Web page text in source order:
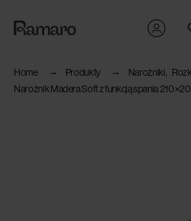
Home Produkty Narożniki
Narożnik Madera Soft z funkcją spania